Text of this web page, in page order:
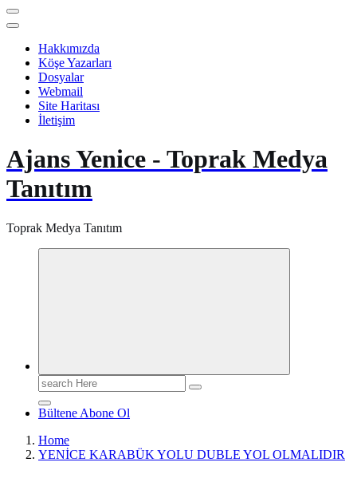
Hakkımızda
Köşe Yazarları
Dosyalar
Webmail
Site Haritası
İletişim
Ajans Yenice - Toprak Medya
Tanıtım
Toprak Medya Tanıtım
Search
for:
Bültene Abone Ol
Home
YENİCE KARABÜK YOLU DUBLE YOL OLMALIDIR